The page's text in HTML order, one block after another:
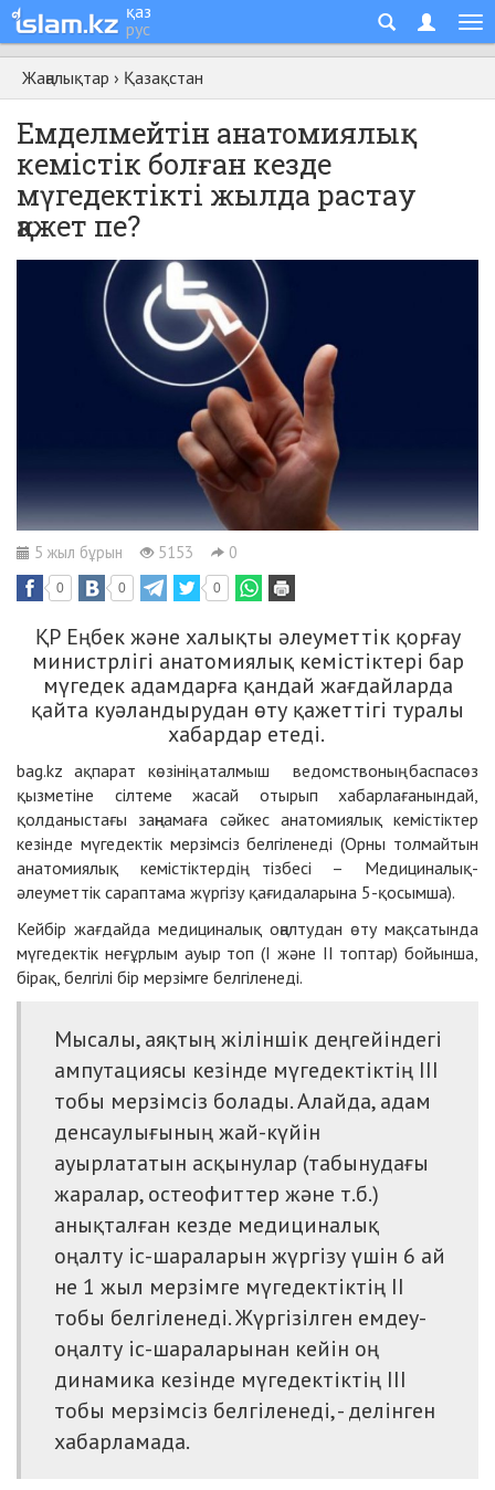
қаз
рус
Жаңалықтар › Қазақстан
Емделмейтін анатомиялық
кемістік болған кезде
мүгедектікті жылда растау
қажет пе?
5 жыл бұрын 5153 0
0 0 0
ҚР Еңбек және халықты әлеуметтік қорғау
министрлігі анатомиялық кемістіктері бар
мүгедек адамдарға қандай жағдайларда
қайта куәландырудан өту қажеттігі туралы
хабардар етеді.
bag.kz ақпарат көзінің аталмыш ведомствоның баспасөз
қызметіне сілтеме жасай отырып хабарлағанындай,
қолданыстағы заңнамаға сәйкес анатомиялық кемістіктер
кезінде мүгедектік мерзімсіз белгіленеді (Орны толмайтын
анатомиялық кемістіктердің тізбесі – Медициналық-
әлеуметтік сараптама жүргізу қағидаларына 5-қосымша).
Кейбір жағдайда медициналық оңалтудан өту мақсатында
мүгедектік неғұрлым ауыр топ (I және II топтар) бойынша,
бірақ, белгілі бір мерзімге белгіленеді.
Мысалы, аяқтың жіліншік деңгейіндегі
ампутациясы кезінде мүгедектіктің III
тобы мерзімсіз болады. Алайда, адам
денсаулығының жай-күйін
ауырлататын асқынулар (табынудағы
жаралар, остеофиттер және т.б.)
анықталған кезде медициналық
оңалту іс-шараларын жүргізу үшін 6 ай
не 1 жыл мерзімге мүгедектіктің II
тобы белгіленеді. Жүргізілген емдеу-
оңалту іс-шараларынан кейін оң
динамика кезінде мүгедектіктің III
тобы мерзімсіз белгіленеді, - делінген
хабарламада.